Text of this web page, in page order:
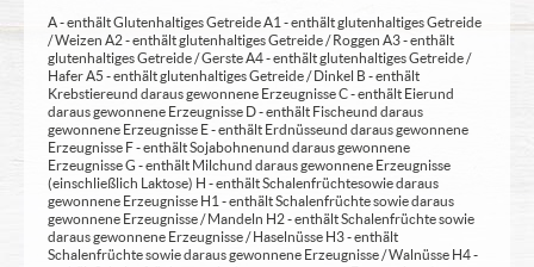
A - enthält Glutenhaltiges Getreide A1 - enthält glutenhaltiges Getreide
/ Weizen A2 - enthält glutenhaltiges Getreide / Roggen A3 - enthält
glutenhaltiges Getreide / Gerste A4 - enthält glutenhaltiges Getreide /
Hafer A5 - enthält glutenhaltiges Getreide / Dinkel B - enthält
Krebstiere und daraus gewonnene Erzeugnisse C - enthält Eier und
daraus gewonnene Erzeugnisse D - enthält Fische und daraus
gewonnene Erzeugnisse E - enthält Erdnüsse und daraus gewonnene
Erzeugnisse F - enthält Sojabohnen und daraus gewonnene
Erzeugnisse G - enthält Milch und daraus gewonnene Erzeugnisse
(einschließlich Laktose) H - enthält Schalenfrüchte sowie daraus
gewonnene Erzeugnisse H1 - enthält Schalenfrüchte sowie daraus
gewonnene Erzeugnisse / Mandeln H2 - enthält Schalenfrüchte sowie
daraus gewonnene Erzeugnisse / Haselnüsse H3 - enthält
Schalenfrüchte sowie daraus gewonnene Erzeugnisse / Walnüsse H4 -